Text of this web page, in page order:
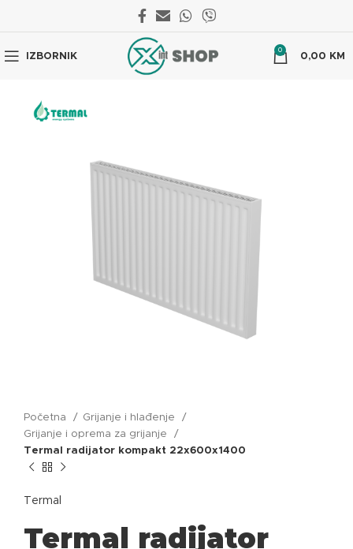
IZBORNIK
0
0,00 KM
Početna
Grijanje i hlađenje
Grijanje i oprema za grijanje
Termal radijator kompakt 22x600x1400
Termal
Termal radijator